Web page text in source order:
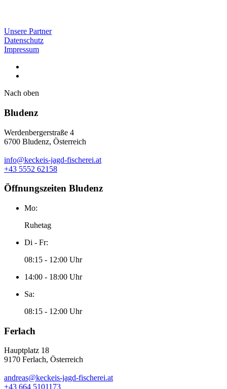
Unsere Partner
Datenschutz
Impressum
Nach oben
Bludenz
Werdenbergerstraße 4
6700 Bludenz, Österreich
info@keckeis-jagd-fischerei.at
+43 5552 62158
Öffnungszeiten Bludenz
Mo:
Ruhetag
Di - Fr:
08:15 - 12:00 Uhr
14:00 - 18:00 Uhr
Sa:
08:15 - 12:00 Uhr
Ferlach
Hauptplatz 18
9170 Ferlach, Österreich
andreas@keckeis-jagd-fischerei.at
+43 664 5101173